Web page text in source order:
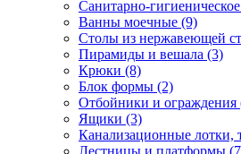
Санитарно-
Ванны моечные (9)
Столы из нержавеющей
Пирамиды и вешала (3)
Крюки (8)
Блок формы (2)
Отбойники и ограждения
Ящики (3)
Канализационные лотки,
Лестницы и платформы